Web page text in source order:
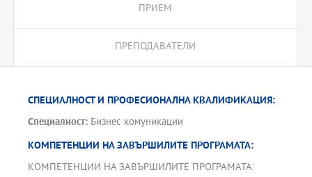
ПРИЕМ
ПРЕПОДАВАТЕЛИ
СПЕЦИАЛНОСТ И ПРОФЕСИОНАЛНА КВАЛИФИКАЦИЯ:
Специалност: Бизнес комуникации
КОМПЕТЕНЦИИ НА ЗАВЪРШИЛИТЕ ПРОГРАМАТА:
КОМПЕТЕНЦИИ НА ЗАВЪРШИЛИТЕ ПРОГРАМАТА: